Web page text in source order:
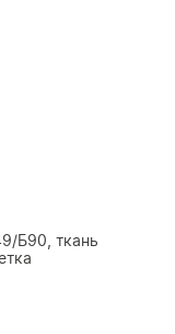
Б90, ткань